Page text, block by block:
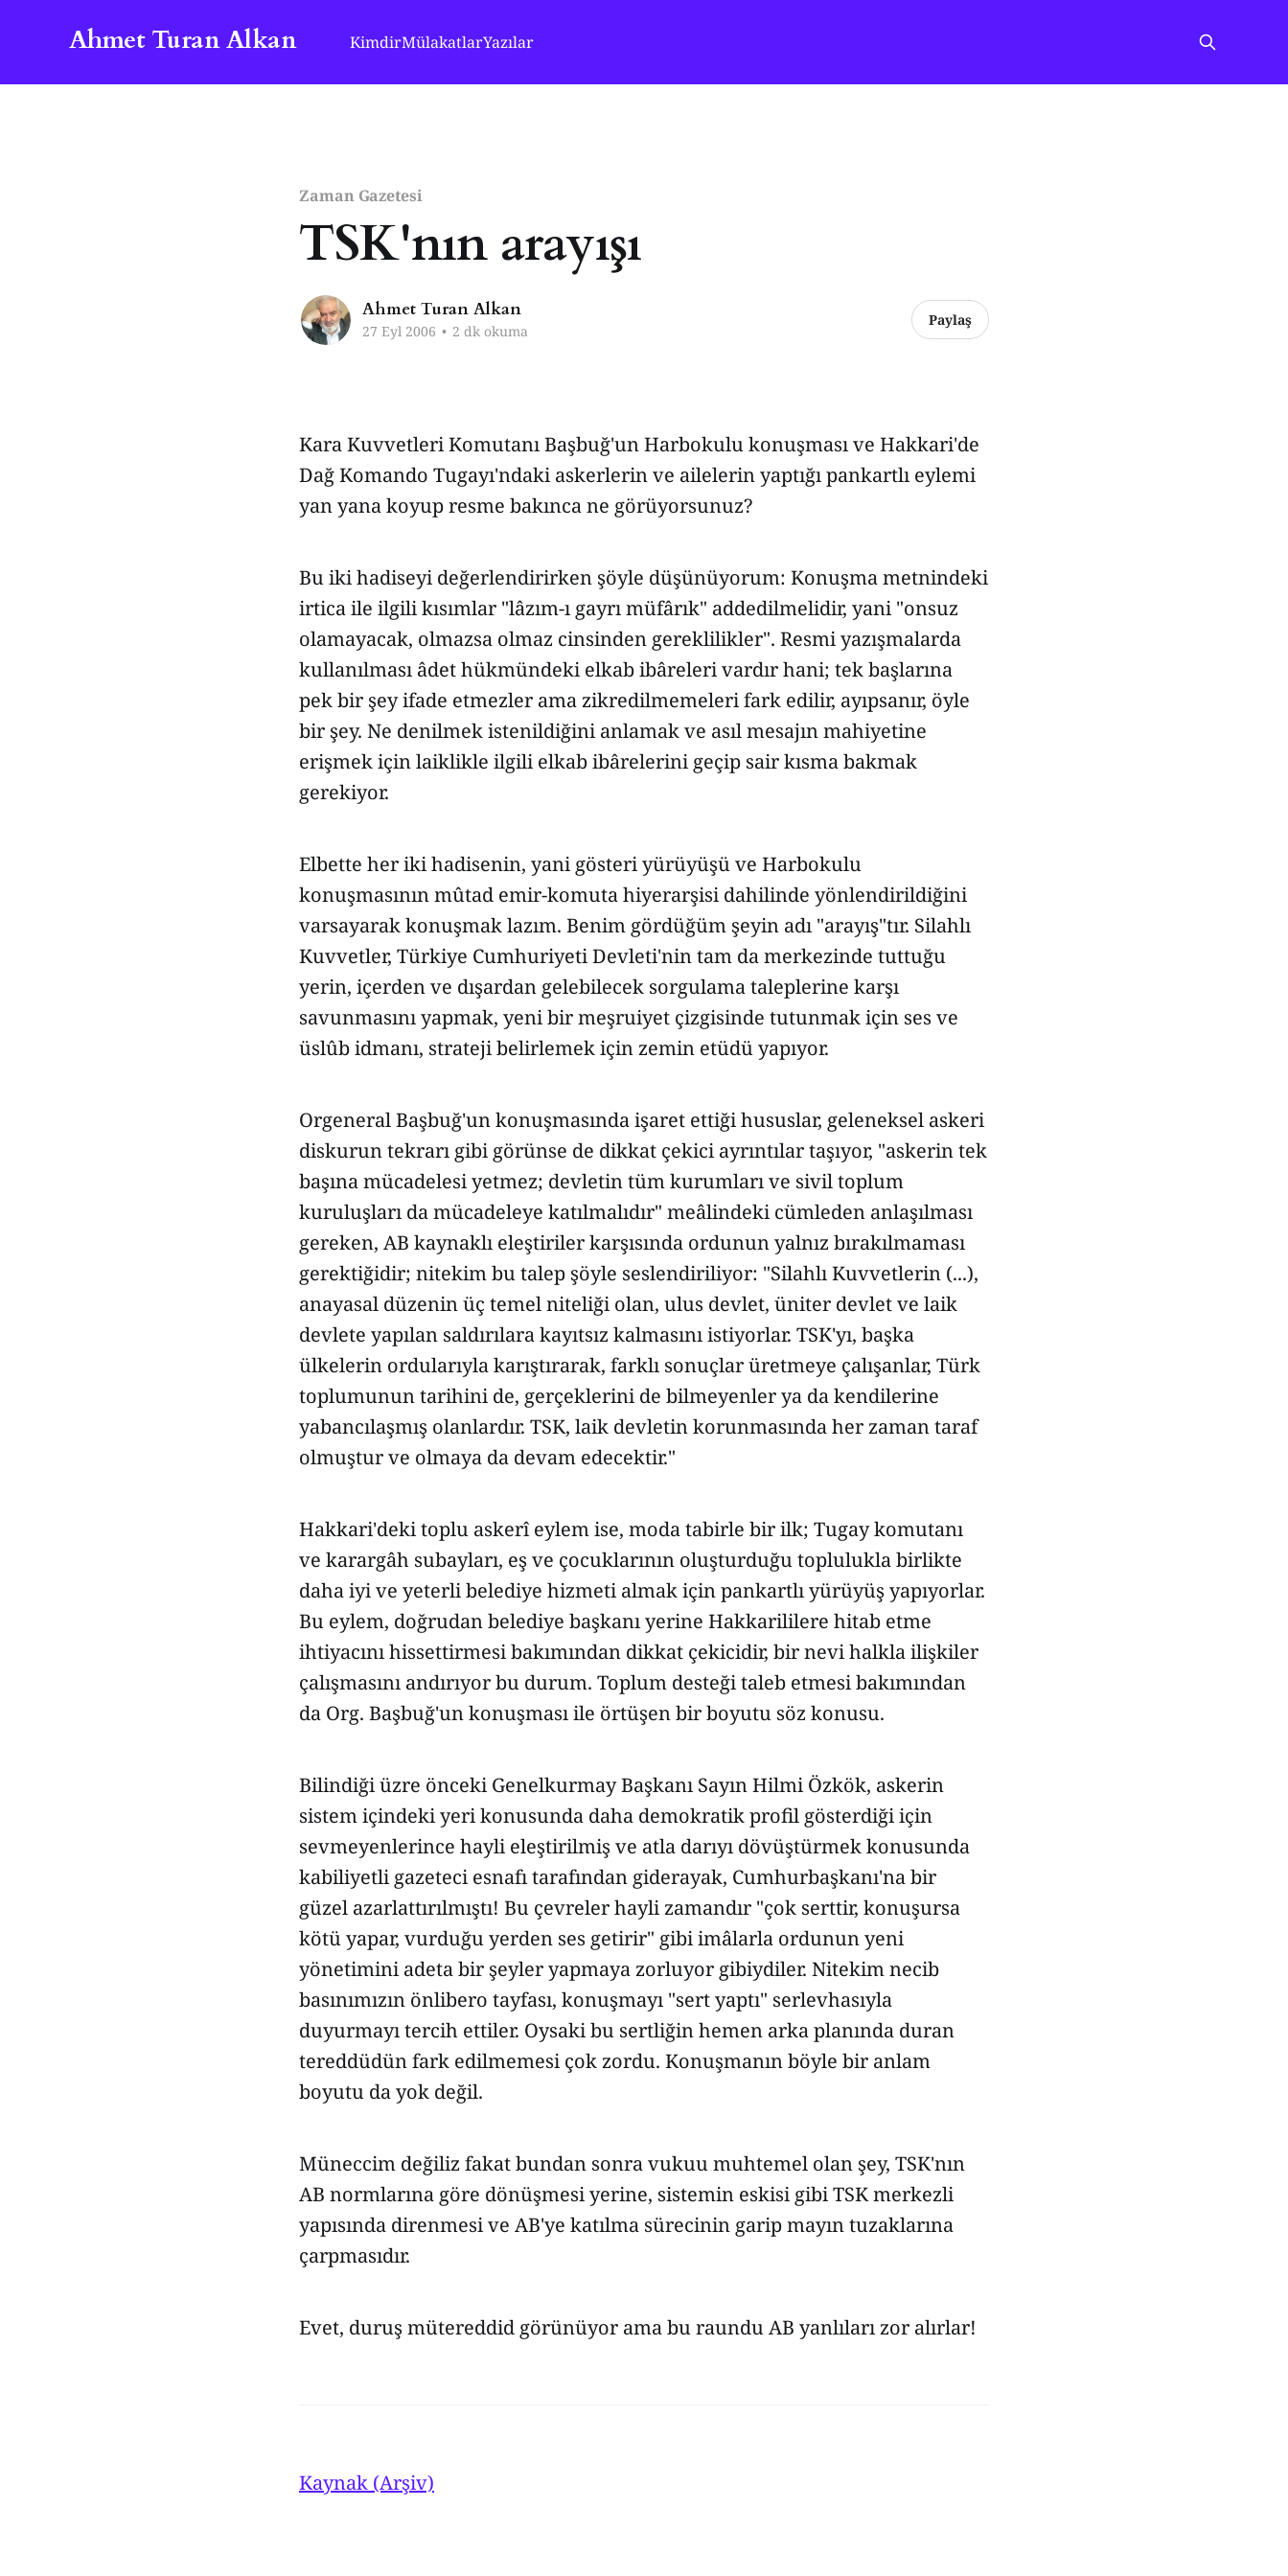
Ahmet Turan Alkan KimdirMülakatlarYazılar
Zaman Gazetesi
TSK'nın arayışı
Ahmet Turan Alkan
27 Eyl 2006 • 2 dk okuma
Paylaş
Kara Kuvvetleri Komutanı Başbuğ'un Harbokulu konuşması ve Hakkari'de
Dağ Komando Tugayı'ndaki askerlerin ve ailelerin yaptığı pankartlı eylemi
yan yana koyup resme bakınca ne görüyorsunuz?
Bu iki hadiseyi değerlendirirken şöyle düşünüyorum: Konuşma metnindeki
irtica ile ilgili kısımlar "lâzım-ı gayrı müfârık" addedilmelidir, yani "onsuz
olamayacak, olmazsa olmaz cinsinden gereklilikler". Resmi yazışmalarda
kullanılması âdet hükmündeki elkab ibâreleri vardır hani; tek başlarına
pek bir şey ifade etmezler ama zikredilmemeleri fark edilir, ayıpsanır, öyle
bir şey. Ne denilmek istenildiğini anlamak ve asıl mesajın mahiyetine
erişmek için laiklikle ilgili elkab ibârelerini geçip sair kısma bakmak
gerekiyor.
Elbette her iki hadisenin, yani gösteri yürüyüşü ve Harbokulu
konuşmasının mûtad emir-komuta hiyerarşisi dahilinde yönlendirildiğini
varsayarak konuşmak lazım. Benim gördüğüm şeyin adı "arayış"tır. Silahlı
Kuvvetler, Türkiye Cumhuriyeti Devleti'nin tam da merkezinde tuttuğu
yerin, içerden ve dışardan gelebilecek sorgulama taleplerine karşı
savunmasını yapmak, yeni bir meşruiyet çizgisinde tutunmak için ses ve
üslûb idmanı, strateji belirlemek için zemin etüdü yapıyor.
Orgeneral Başbuğ'un konuşmasında işaret ettiği hususlar, geleneksel askeri
diskurun tekrarı gibi görünse de dikkat çekici ayrıntılar taşıyor, "askerin tek
başına mücadelesi yetmez; devletin tüm kurumları ve sivil toplum
kuruluşları da mücadeleye katılmalıdır" meâlindeki cümleden anlaşılması
gereken, AB kaynaklı eleştiriler karşısında ordunun yalnız bırakılmaması
gerektiğidir; nitekim bu talep şöyle seslendiriliyor: "Silahlı Kuvvetlerin (...),
anayasal düzenin üç temel niteliği olan, ulus devlet, üniter devlet ve laik
devlete yapılan saldırılara kayıtsız kalmasını istiyorlar. TSK'yı, başka
ülkelerin ordularıyla karıştırarak, farklı sonuçlar üretmeye çalışanlar, Türk
toplumunun tarihini de, gerçeklerini de bilmeyenler ya da kendilerine
yabancılaşmış olanlardır. TSK, laik devletin korunmasında her zaman taraf
olmuştur ve olmaya da devam edecektir."
Hakkari'deki toplu askerî eylem ise, moda tabirle bir ilk; Tugay komutanı
ve karargâh subayları, eş ve çocuklarının oluşturduğu toplulukla birlikte
daha iyi ve yeterli belediye hizmeti almak için pankartlı yürüyüş yapıyorlar.
Bu eylem, doğrudan belediye başkanı yerine Hakkarililere hitab etme
ihtiyacını hissettirmesi bakımından dikkat çekicidir, bir nevi halkla ilişkiler
çalışmasını andırıyor bu durum. Toplum desteği taleb etmesi bakımından
da Org. Başbuğ'un konuşması ile örtüşen bir boyutu söz konusu.
Bilindiği üzre önceki Genelkurmay Başkanı Sayın Hilmi Özkök, askerin
sistem içindeki yeri konusunda daha demokratik profil gösterdiği için
sevmeyenlerince hayli eleştirilmiş ve atla darıyı dövüştürmek konusunda
kabiliyetli gazeteci esnafı tarafından giderayak, Cumhurbaşkanı'na bir
güzel azarlattırılmıştı! Bu çevreler hayli zamandır "çok serttir, konuşursa
kötü yapar, vurduğu yerden ses getirir" gibi imâlarla ordunun yeni
yönetimini adeta bir şeyler yapmaya zorluyor gibiydiler. Nitekim necib
basınımızın önlibero tayfası, konuşmayı "sert yaptı" serlevhasıyla
duyurmayı tercih ettiler. Oysaki bu sertliğin hemen arka planında duran
tereddüdün fark edilmemesi çok zordu. Konuşmanın böyle bir anlam
boyutu da yok değil.
Müneccim değiliz fakat bundan sonra vukuu muhtemel olan şey, TSK'nın
AB normlarına göre dönüşmesi yerine, sistemin eskisi gibi TSK merkezli
yapısında direnmesi ve AB'ye katılma sürecinin garip mayın tuzaklarına
çarpmasıdır.
Evet, duruş mütereddid görünüyor ama bu raundu AB yanlıları zor alırlar!
Kaynak (Arşiv)